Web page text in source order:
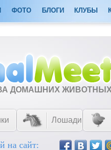
ФОТО БЛОГИ КЛУБЫ
ДОМАШНИХ
Лошади
на сайт: